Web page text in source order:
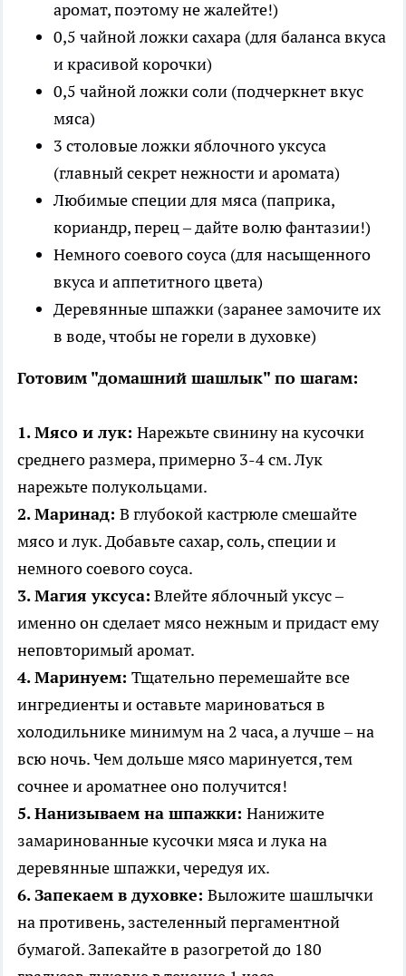
аромат, поэтому не жалейте!)
0,5 чайной ложки сахара (для баланса вкуса
и красивой корочки)
0,5 чайной ложки соли (подчеркнет вкус
мяса)
3 столовые ложки яблочного уксуса
(главный секрет нежности и аромата)
Любимые специи для мяса (паприка,
кориандр, перец – дайте волю фантазии!)
Немного соевого соуса (для насыщенного
вкуса и аппетитного цвета)
Деревянные шпажки (заранее замочите их
в воде, чтобы не горели в духовке)
Готовим "домашний шашлык" по шагам:
1. Мясо и лук: Нарежьте свинину на кусочки
среднего размера, примерно 3-4 см. Лук
нарежьте полукольцами.
2. Маринад: В глубокой кастрюле смешайте
мясо и лук. Добавьте сахар, соль, специи и
немного соевого соуса.
3. Магия уксуса: Влейте яблочный уксус –
именно он сделает мясо нежным и придаст ему
неповторимый аромат.
4. Маринуем: Тщательно перемешайте все
ингредиенты и оставьте мариноваться в
холодильнике минимум на 2 часа, а лучше – на
всю ночь. Чем дольше мясо маринуется, тем
сочнее и ароматнее оно получится!
5. Нанизываем на шпажки: Нанижите
замаринованные кусочки мяса и лука на
деревянные шпажки, чередуя их.
6. Запекаем в духовке: Выложите шашлычки
на противень, застеленный пергаментной
бумагой. Запекайте в разогретой до 180